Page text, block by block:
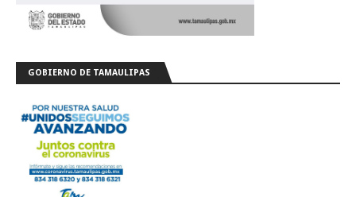
GOBIERNO DE TAMAULIPAS